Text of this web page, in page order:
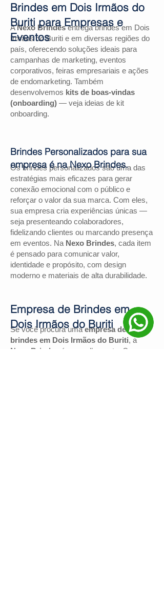
ANexo Brindesentrega brindes em Dois
Irmãos do Buriti e em diversas regiões do
país, oferecendo soluções ideais para
campanhas de marketing, eventos
corporativos, feiras empresariais e ações
de endomarketing. Também
desenvolvemos kits de boas-vindas
(onboarding) — veja ideias de kit
onboarding.
Os brindes personalizados são uma das
estratégias mais eficazes para gerar
conexão emocional com o público e
reforçar o valor da sua marca. Com eles,
sua empresa cria experiências únicas —
seja presenteando colaboradores,
fidelizando clientes ou marcando presença
em eventos. Na Nexo Brindes, cada item
é pensado para comunicar valor,
identidade e propósito, com design
moderno e materiais de alta durabilidade.
Se você procura umaempresa de
brindes em Dois Irmãos do Buriti, a
Nexo Brindes
é a escolha certa. Com
Brindes em Dois Irmãos do
Buriti para Empresas e
Eventos
Brindes Personalizados para sua
empresa é na Nexo Brindes.
Empresa de Brindes em
Dois Irmãos do Buriti